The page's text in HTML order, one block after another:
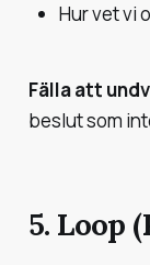
Hur vet vi
Fälla att
beslut som
5. Loop